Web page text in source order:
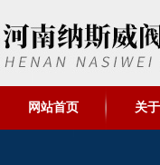
网站首页 关